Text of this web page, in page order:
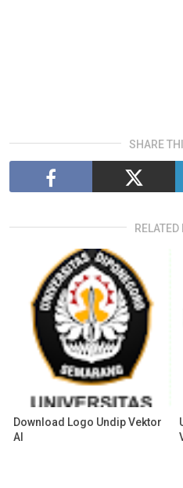
SHARE
RELATED
Download Logo Undip Vektor
AI